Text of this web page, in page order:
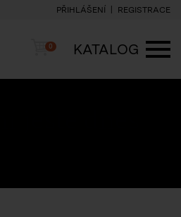
PŘIHLÁŠENÍ REGISTRACE
Košík
0
KATALOG